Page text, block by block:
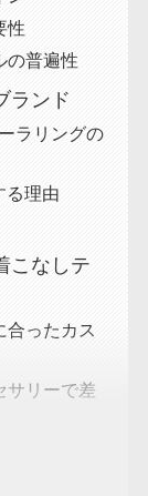
性
の普遍性
ランド
ラリングの
る理由
こなしテ
合ったカス
サリーで差